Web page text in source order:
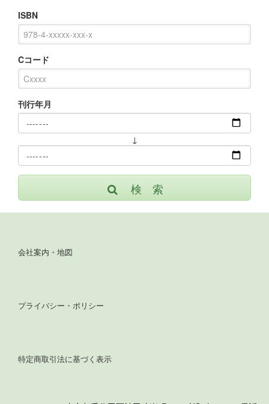
ISBN
Cコード
刊行年月
↓
検 索
会社案内・地図
プライバシー・ポリシー
特定商取引法に基づく表示